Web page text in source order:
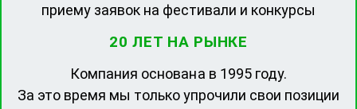
приему заявок на фестивали и конкурсы
20 ЛЕТ НА РЫНКЕ
Компания основана в 1995 году.
За это время мы только упрочили свои позиции